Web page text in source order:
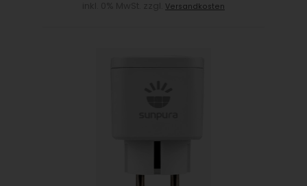
Versandkosten